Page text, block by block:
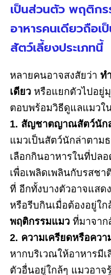
เป็นส่วนตัว พฤติก
อาหารคนเดียวถือเ
สัตว์เลี้ยงประเภทนี้
หลายคนอาจสงสัยว่า ท
เดียว หรือแยกตัวไปอยู่
ตอบพร้อมวิธีดูแลแมวใ
1. สัญชาตญาณสัตว์นัก
แมวเป็นสัตว์นักล่าตาม
เลือกกินอาหารในที่ปล
เพื่อเพลิดเพลินกับรสชา
ที่ อีกทั้งบางตัวอาจแสด
หรือรีบกินเมื่อต้องอยู่ใ
พฤติกรรมแมว ที่มาจา
2. ความเครียดหรือควา
หากบริเวณให้อาหารมีเ
ตัวอื่นอยู่ใกล้ๆ แมวอาจ